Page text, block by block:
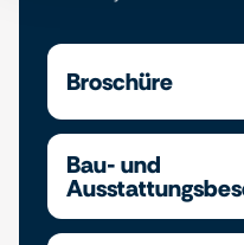
Broschüre
Bau- und